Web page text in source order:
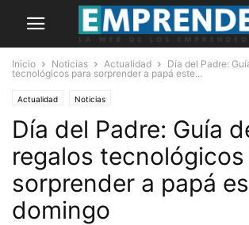
Inicio Noticias Actualidad
Día del Padre:
tecnológicos para sorprender a papá este...
Actualidad Noticias
Día del Padre: Guía
regalos tecnológicos
sorprender a papá
domingo